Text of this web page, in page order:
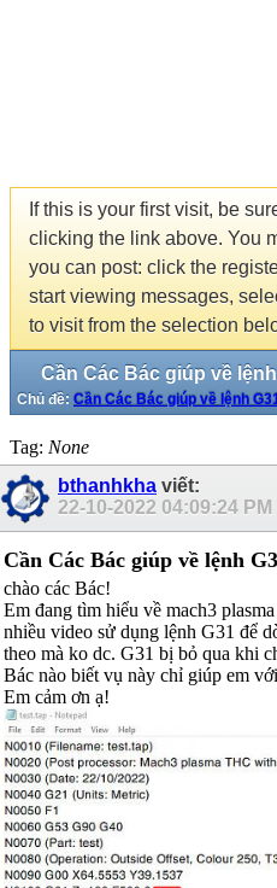
If this is your first visit, be
clicking the link above. You
you can post: click the
start viewing messages,
to visit from the selection
Chủ đề: Cần Các Bác giúp về lệnh
Tag: None
bthanhkha viết:
22-10-2022 04:09:24 PM
Cần Các Bác giúp về lệnh
chào các Bác!
Em đang tìm hiểu về mach3
nhiều video sử dụng lệnh G31 để
theo mà ko dc. G31 bị bỏ qua khi
Bác nào biết vụ này chỉ giúp em
Em cảm ơn ạ!